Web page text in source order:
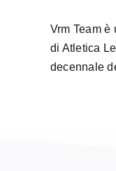
Vrm Team
di Atletica
decennale